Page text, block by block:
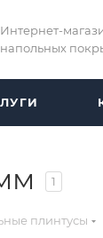
Интернет-
напольных
1
плинтусы